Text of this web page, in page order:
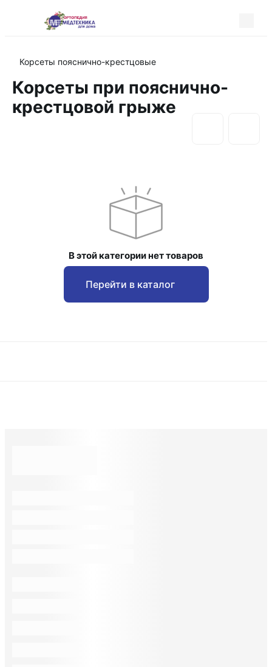
Корсеты пояснично-крестцовые
Корсеты при пояснично-
крестцовой грыже
В этой категории нет товаров
Перейти в каталог